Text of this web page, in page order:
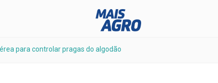
para controlar pragas do algodão